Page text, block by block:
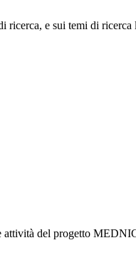
ricerca, e sui temi di ricerca
attività del progetto